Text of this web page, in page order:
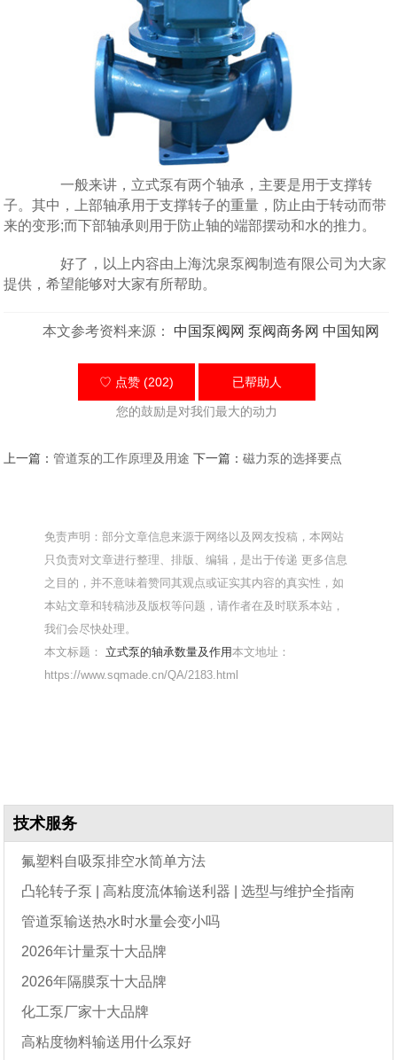
一般来讲，立式泵有两个轴承，主要是用于支撑转
子。其中，上部轴承用于支撑转子的重量，防止由于转动而带
来的变形;而下部轴承则用于防止轴的端部摆动和水的推力。
好了，以上内容由上海沈泉泵阀制造有限公司为大家
提供，希望能够对大家有所帮助。
本文参考资料来源： 中国泵阀网 泵阀商务网 中国知网
♡ 点赞 (202) 已帮助 人
您的鼓励是对我们最大的动力
上一篇：管道泵的工作原理及用途 下一篇：磁力泵的选择要点
免责声明：部分文章信息来源于网络以及网友投稿，本网站
只负责对文章进行整理、排版、编辑，是出于传递 更多信息
之目的，并不意味着赞同其观点或证实其内容的真实性，如
本站文章和转稿涉及版权等问题，请作者在及时联系本站，
我们会尽快处理。
本文标题： 立式泵的轴承数量及作用本文地址：
https://www.sqmade.cn/QA/2183.html
技术服务
氟塑料自吸泵排空水简单方法
凸轮转子泵 | 高粘度流体输送利器 | 选型与维护全指南
管道泵输送热水时水量会变小吗
2026年计量泵十大品牌
2026年隔膜泵十大品牌
化工泵厂家十大品牌
高粘度物料输送用什么泵好